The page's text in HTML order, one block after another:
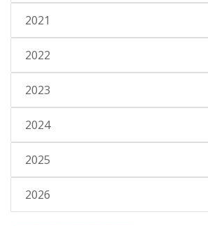
2021
2022
2023
2024
2025
2026